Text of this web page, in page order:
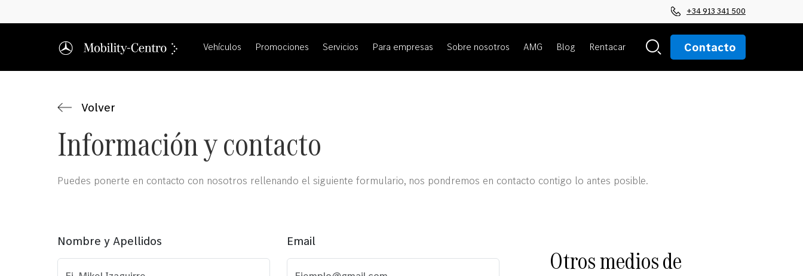
+34 913 341 500
Vehículos Promociones Servicios Para empresas Sobre nosotros AMG Blog Rentacar Contacto
Volver
Información y contacto
Puedes ponerte en contacto con nosotros rellenando el siguiente formulario, nos pondremos en contacto contigo lo antes posible.
Nombre y Apellidos Email
Otros medios de